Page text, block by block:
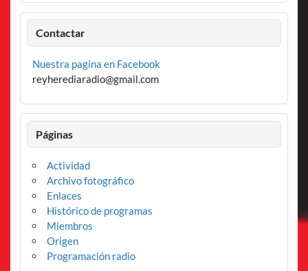
Contactar
Nuestra pagina en Facebook
reyherediaradio@gmail.com
Páginas
Actividad
Archivo fotográfico
Enlaces
Histórico de programas
Miembros
Origen
Programación radio